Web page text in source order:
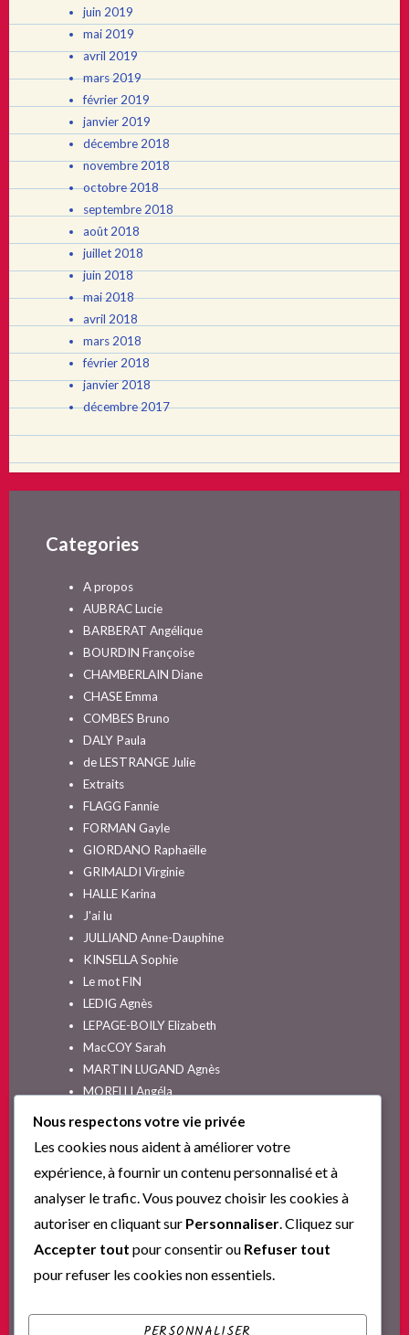
juin 2019
mai 2019
avril 2019
mars 2019
février 2019
janvier 2019
décembre 2018
novembre 2018
octobre 2018
septembre 2018
août 2018
juillet 2018
juin 2018
mai 2018
avril 2018
mars 2018
février 2018
janvier 2018
décembre 2017
Categories
A propos
AUBRAC Lucie
BARBERAT Angélique
BOURDIN Françoise
CHAMBERLAIN Diane
CHASE Emma
COMBES Bruno
DALY Paula
de LESTRANGE Julie
Extraits
FLAGG Fannie
FORMAN Gayle
GIORDANO Raphaëlle
GRIMALDI Virginie
HALLE Karina
J'ai lu
JULLIAND Anne-Dauphine
KINSELLA Sophie
Le mot FIN
LEDIG Agnès
LEPAGE-BOILY Elizabeth
MacCOY Sarah
MARTIN LUGAND Agnès
MORELLI Angéla
MOYES Jojo
Non classé
PINGUILLY Yves
RIVA Alex
SESKIS Tina
SOLNON Jean-François
SPARKS Nicholas
YVERT Sylvie
Nous respectons votre vie privée
Les cookies nous aident à améliorer votre
expérience, à fournir un contenu personnalisé et à
analyser le trafic. Vous pouvez choisir les cookies à
autoriser en cliquant sur Personnaliser . Cliquez sur
Accepter tout pour consentir ou Refuser tout
pour refuser les cookies non essentiels.